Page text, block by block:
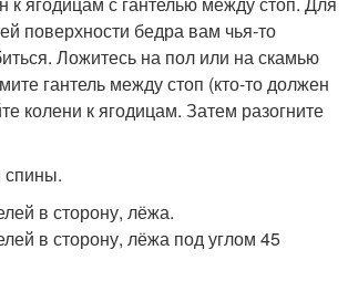
поверхности бедра вам чья-то
Ложитесь на пол или на скамью
гантель между стоп (кто-то должен
колени к ягодицам. Затем разогните
в сторону, лёжа.
в сторону, лёжа под углом 45